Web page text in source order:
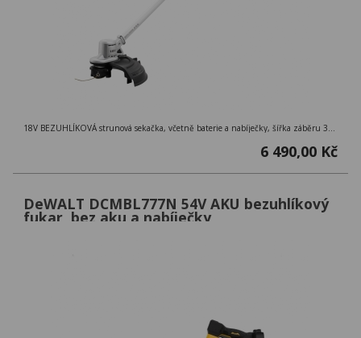
18V BEZUHLÍKOVÁ strunová sekačka, včetně baterie a nabíječky, šířka záběru 36 cm, průměr struny 2 mm, otáčky struny 0 - 4600/6000 ot./min, hmotnost 3,51 kg
6 490,00 Kč
DeWALT DCMBL777N 54V AKU bezuhlíkový
fukar, bez aku a nabíječky